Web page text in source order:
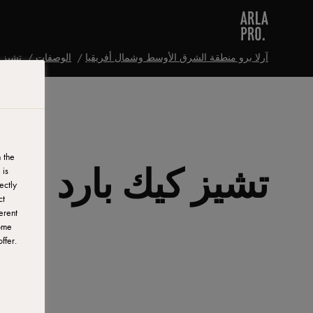
آرلا برو منطقة الشرق الأوسط وشمال أفريقيا الوصفات تشيز
تشيز كيك بارد
the